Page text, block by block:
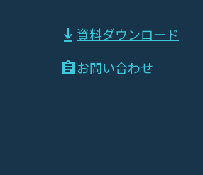
資料ダウンロード
お問い合わせ